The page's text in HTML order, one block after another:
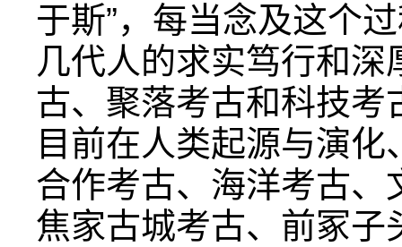
于斯”，每当念及这个
几代人的求实笃行和
古、聚落考古和科技
目前在人类起源与演
合作考古、海洋考古、
焦家古城考古、前冢子